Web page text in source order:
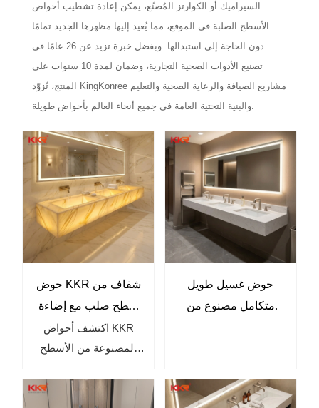
السيراميك أو الكوارتز المُصنّع، يمكن إعادة تشطيب أحواض
الأسطح الصلبة في الموقع، مما يُعيد إليها مظهرها الجديد تمامًا
دون الحاجة إلى استبدالها.
وبفضل خبرة تزيد عن 26 عامًا في
تصنيع الأدوات الصحية التجارية، وضمان لمدة 10 سنوات على
المنتج، تُزوّد ​​KingKonree مشاريع الضيافة والرعاية الصحية والتعليم
والبنية التحتية العامة في جميع أنحاء العالم بأحواض طويلة.
حوض KKR شفاف من
سطح صلب مع إضاءة
مدمجة، حوض فاخر
بإضاءة خلفية
للفنادق والفلل
اكتشف أحواض KKR
المصنوعة من الأسطح
تتميز بإضاءة خلفية أنيقة،
حوض غسيل طويل
متكامل مصنوع من